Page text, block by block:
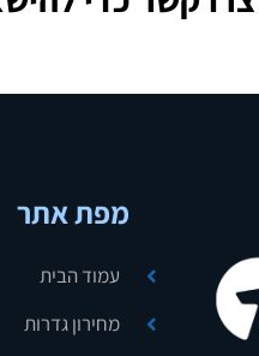
מפת אתר
עמוד הבית
מחירון גדרות